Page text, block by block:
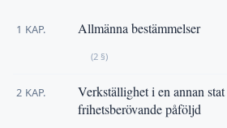
1 KAP. Allmänna bestämmelser
(2 §)
2 KAP.
Verkställighet i en annan
frihetsberövande påföljd